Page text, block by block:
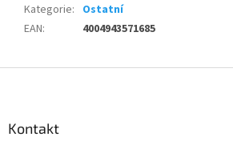
Kategorie: Ostatní
EAN: 4004943571685
Kontakt